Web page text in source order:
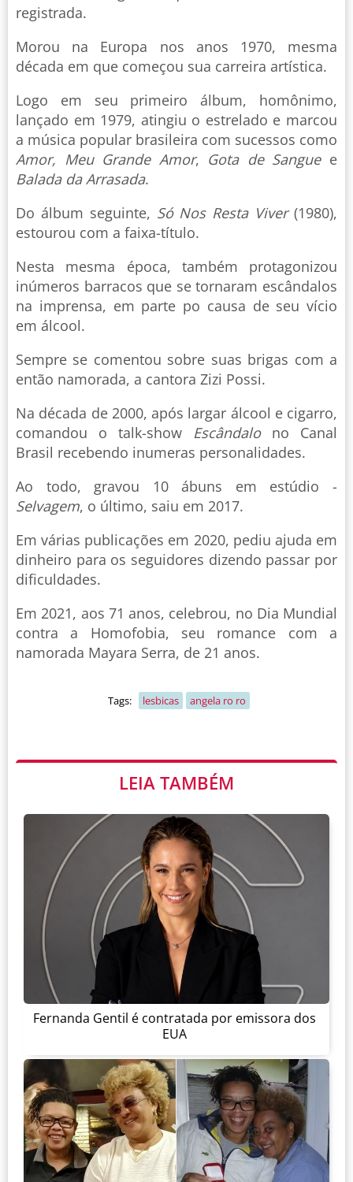
registrada.
Morou na Europa nos anos 1970, mesma
década em que começou sua carreira artística.
Logo em seu primeiro álbum, homônimo,
lançado em 1979, atingiu o estrelado e marcou
a música popular brasileira com sucessos como
Amor, Meu Grande Amor, Gota de Sanguee
Balada da Arrasada.
Do álbum seguinte, Só Nos Resta Viver(1980),
estourou com a faixa-título.
Nesta mesma época, também protagonizou
inúmeros barracos que se tornaram escândalos
na imprensa, em parte po causa de seu vício
em álcool.
Sempre se comentou sobre suas brigas com a
então namorada, a cantora Zizi Possi.
Na década de 2000, após largar álcool e cigarro,
comandou o talk-show Escândalono Canal
Brasil recebendo inumeras personalidades.
Ao todo, gravou 10 ábuns em estúdio -
Selvagem, o último, saiu em 2017.
Em várias publicações em 2020, pediu ajuda em
dinheiro para os seguidores dizendo passar por
dificuldades.
Em 2021, aos 71 anos, celebrou, no Dia Mundial
contra a Homofobia, seu romance com a
namorada Mayara Serra, de 21 anos.
Tags: lesbicas angela ro ro
LEIA TAMBÉM
Fernanda Gentil é contratada por emissora dos
EUA